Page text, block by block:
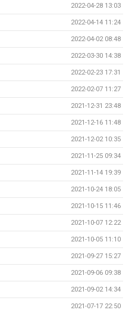
2022-04-28 13:03
2022-04-14 11:24
2022-04-02 08:48
2022-03-30 14:38
2022-02-23 17:31
2022-02-07 11:27
2021-12-31 23:48
2021-12-16 11:48
2021-12-02 10:35
2021-11-25 09:34
2021-11-14 19:39
2021-10-24 18:05
2021-10-15 11:46
2021-10-07 12:22
2021-10-05 11:10
2021-09-27 15:27
2021-09-06 09:38
2021-09-02 14:34
2021-07-17 22:50